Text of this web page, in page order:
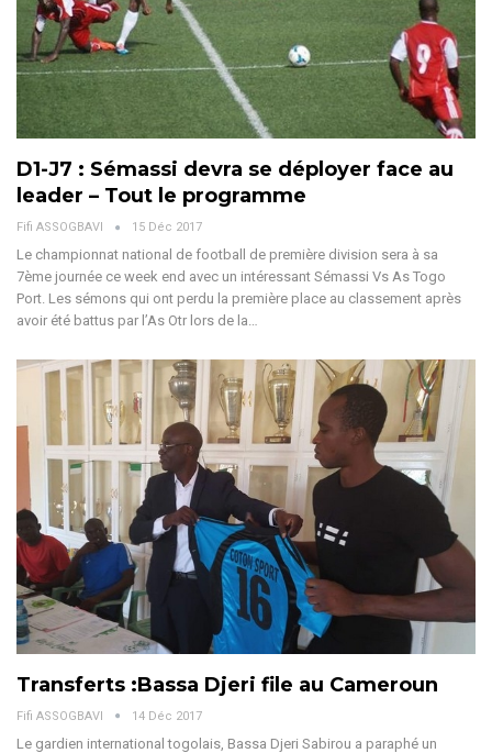
D1-J7 : Sémassi devra se déployer face au
leader – Tout le programme
Fifi ASSOGBAVI 15 Déc 2017
Le championnat national de football de première division sera à sa
7ème journée ce week end avec un intéressant Sémassi Vs As Togo
Port. Les sémons qui ont perdu la première place au classement après
avoir été battus par l’As Otr lors de la…
Transferts :Bassa Djeri file au Cameroun
Fifi ASSOGBAVI 14 Déc 2017
Le gardien international togolais, Bassa Djeri Sabirou a paraphé un